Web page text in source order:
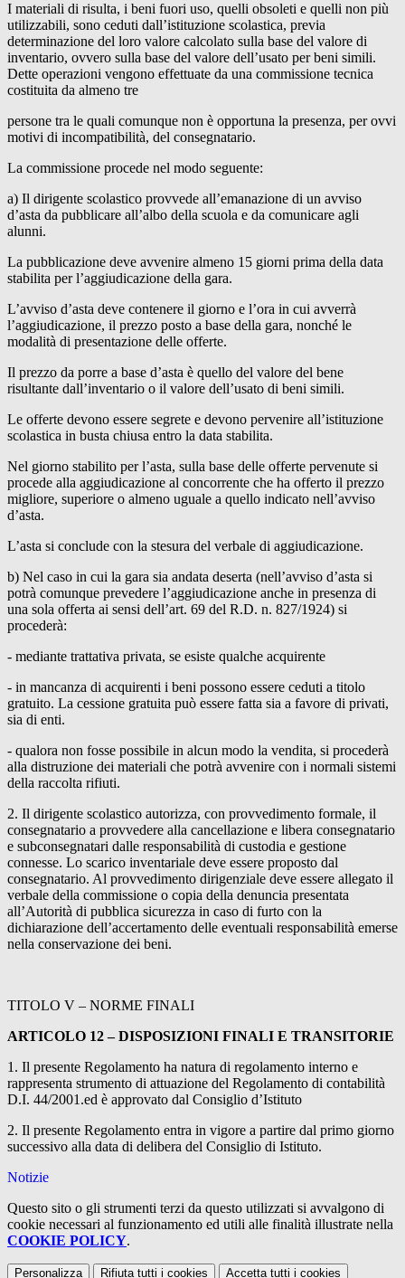
I materiali di risulta, i beni fuori uso, quelli obsoleti e quelli non più
utilizzabili, sono ceduti dall’istituzione scolastica, previa
determinazione del loro valore calcolato sulla base del valore di
inventario, ovvero sulla base del valore dell’usato per beni simili.
Dette operazioni vengono effettuate da una commissione tecnica
costituita da almeno tre
persone tra le quali comunque non è opportuna la presenza, per ovvi
motivi di incompatibilità, del consegnatario.
La commissione procede nel modo seguente:
a) Il dirigente scolastico provvede all’emanazione di un avviso
d’asta da pubblicare all’albo della scuola e da comunicare agli
alunni.
La pubblicazione deve avvenire almeno 15 giorni prima della data
stabilita per l’aggiudicazione della gara.
L’avviso d’asta deve contenere il giorno e l’ora in cui avverrà
l’aggiudicazione, il prezzo posto a base della gara, nonché le
modalità di presentazione delle offerte.
Il prezzo da porre a base d’asta è quello del valore del bene
risultante dall’inventario o il valore dell’usato di beni simili.
Le offerte devono essere segrete e devono pervenire all’istituzione
scolastica in busta chiusa entro la data stabilita.
Nel giorno stabilito per l’asta, sulla base delle offerte pervenute si
procede alla aggiudicazione al concorrente che ha offerto il prezzo
migliore, superiore o almeno uguale a quello indicato nell’avviso
d’asta.
L’asta si conclude con la stesura del verbale di aggiudicazione.
b) Nel caso in cui la gara sia andata deserta (nell’avviso d’asta si
potrà comunque prevedere l’aggiudicazione anche in presenza di
una sola offerta ai sensi dell’art. 69 del R.D. n. 827/1924) si
procederà:
- mediante trattativa privata, se esiste qualche acquirente
- in mancanza di acquirenti i beni possono essere ceduti a titolo
gratuito. La cessione gratuita può essere fatta sia a favore di privati,
sia di enti.
- qualora non fosse possibile in alcun modo la vendita, si procederà
alla distruzione dei materiali che potrà avvenire con i normali sistemi
della raccolta rifiuti.
2. Il dirigente scolastico autorizza, con provvedimento formale, il
consegnatario a provvedere alla cancellazione e libera consegnatario
e subconsegnatari dalle responsabilità di custodia e gestione
connesse. Lo scarico inventariale deve essere proposto dal
consegnatario. Al provvedimento dirigenziale deve essere allegato il
verbale della commissione o copia della denuncia presentata
all’Autorità di pubblica sicurezza in caso di furto con la
dichiarazione dell’accertamento delle eventuali responsabilità emerse
nella conservazione dei beni.
TITOLO V – NORME FINALI
ARTICOLO 12 – DISPOSIZIONI FINALI E TRANSITORIE
1. Il presente Regolamento ha natura di regolamento interno e
rappresenta strumento di attuazione del Regolamento di contabilità
D.I. 44/2001.ed è approvato dal Consiglio d’Istituto
2. Il presente Regolamento entra in vigore a partire dal primo giorno
successivo alla data di delibera del Consiglio di Istituto.
Notizie
Questo sito o gli strumenti terzi da questo utilizzati si avvalgono di
cookie necessari al funzionamento ed utili alle finalità illustrate nella
COOKIE POLICY.
Personalizza Rifiuta tutti i cookies Accetta tutti i cookies